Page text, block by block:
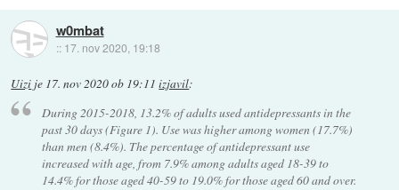
w0mbat
:: 17. nov 2020, 19:18
Uizi je 17. nov 2020 ob 19:11 izjavil:
During 2015-2018, 13.2% of adults used antidepressants in the
past 30 days (Figure 1). Use was higher among women (17.7%)
than men (8.4%). The percentage of antidepressant use
increased with age, from 7.9% among adults aged 18-39 to
14.4% for those aged 40-59 to 19.0% for those aged 60 and over.